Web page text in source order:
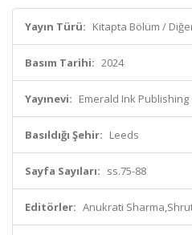
Yayın Türü: Kitapta Bölüm /
Basım Tarihi: 2024
Yayınevi: Emerald Ink Publishing
Basıldığı Şehir: Leeds
Sayfa Sayıları: ss.75-88
Editörler: Anukrati